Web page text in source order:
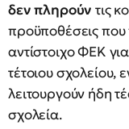
δεν πληρούν τις
προϋποθέσεις που
αντίστοιχο ΦΕΚ
τέτοιου
λειτουργούν ήδη
σχολεία.